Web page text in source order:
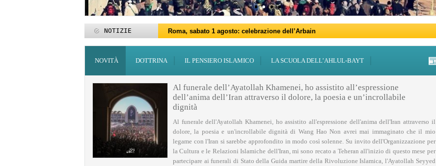
NOTIZIE
Roma, sabato 1 agosto: celebrazione dell’Arbain
Roma, 15-25 giugno: programmi per il mese di Muharram
Roma, sabato 6 giugno: Eid al-Ghadir
27 maggio: Eid al-Adha (Festa del Sacrificio)
‘Id al-Fitr sarà sabato 21 marzo
ZAKATUL-FITR 1447 – 2026
Programmi per la notte di Qadr a Roma
I programmi del Centro Islamico Imam Mahdi di Roma per il Ramadan
Domani giovedì 19 febbraio primo giorno di Ramadan
Roma, sabato 14 febbraio: docufilm “Rivoluzione”
NOVITÀ
DOTTRINA IL PENSIERO ISLAMICO LA SCUOLA DELL’AHLUL-BAYT
Al funerale dell’Ayatollah Khamenei, ho assistito all’espressione
dell’anima dell’Iran attraverso il dolore, la poesia e un’incrollabile
dignità
Al funerale dell'Ayatollah Khamenei, ho assistito all'espressione dell'anima dell'Iran attraverso il
dolore, la poesia e un'incrollabile dignità di Wang Hao Non avrei mai immaginato che il mio
legame con l'Iran si sarebbe approfondito in modo così solenne. Su invito dell'Organizzazione per
la Cultura e le Relazioni Islamiche dell'Iran, mi sono recato a Teheran all'inizio di questo mese per
partecipare ai funerali di Stato della Guida martire della Rivoluzione Islamica, l'Ayatollah Seyyed